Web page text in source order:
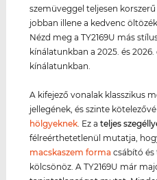
szemüveggel teljesen
jobban illene a kedvenc
Nézd meg a TY2169U más
kínálatunkban a 2025. és
kínálatunkban.
A kifejező vonalak klasszikus
jellegének, és szinte
hölgyeknek. Ez ateljes
félreérthetetlenül mutatja,
macskaszem forma csábító
kölcsönöz. A TY2169U már